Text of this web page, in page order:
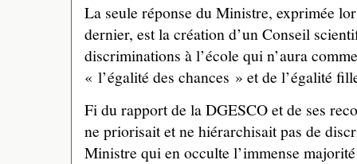
La seule réponse du Ministre, exprimée
dernier, est la création d’un Conseil
discriminations à l’école qui n’aura
« l’égalité des chances » et de l’égalité
Fi du rapport de la DGESCO et de ses
ne priorisait et ne hiérarchisait pas de
Ministre qui en occulte l’immense